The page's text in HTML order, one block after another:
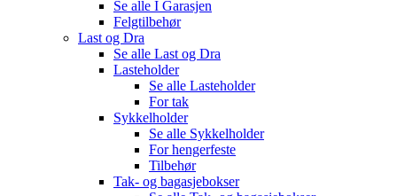
Se alle I Garasjen
Felgtilbehør
Last og Dra
Se alle Last og Dra
Lasteholder
Se alle Lasteholder
For tak
Sykkelholder
Se alle Sykkelholder
For hengerfeste
Tilbehør
Tak- og bagasjebokser